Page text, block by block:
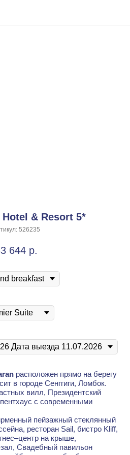
& Resort 5*
526235
644 р.
расположен прямо на берегу
в городе Сенггиги, Ломбок.
вилл, Президентский
с современными
пейзажный стеклянный
ресторан Sail, бистро Kliff,
на крыше,
Свадебный павильон